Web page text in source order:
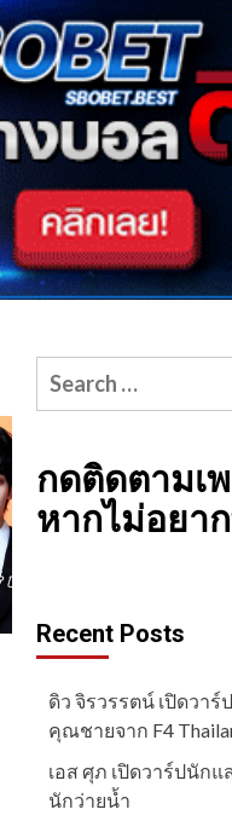
Search
for:
กดติดตามเ
หากไม่อยา
Recent Posts
ดิว จิรวรรตน์ เปิดวา
คุณชายจาก F4
เอส ศุภ เปิดวาร์ปนัก
นักว่ายน้ำ